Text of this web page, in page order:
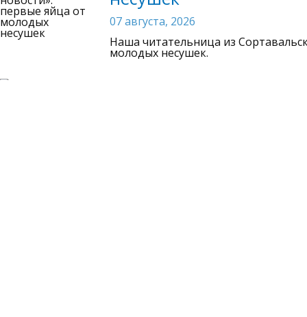
07 августа, 2026
Наша читательница из
молодых несушек.